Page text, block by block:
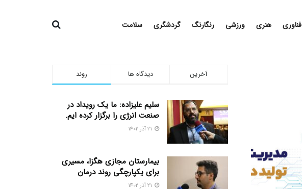
فناوری هنری ورزشی رنگارنگ گردشگری سلامت
روند دیدگاه ها آخرین
سلیم علیزاده: ما یک رویداد در
صنعت انرژی را برگزار کرده ایم.
بیمارستان مجازی هگزا، مسیری
برای یکپارچگی روند درمان